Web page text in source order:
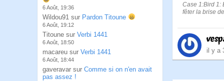
6 Août, 19:36
Wildou91 sur Pardon Titoune
6 Août, 19:12
Titoune sur Verbi 1441
6 Août, 18:50
macareu sur Verbi 1441
6 Août, 18:44
gaveravar sur Comme si on n'en avait
pas assez !
Case 1:Bird 1:
fêter la brise
il y a